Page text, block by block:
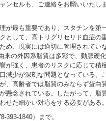
ご連絡をお願いいたしま
が最も重要であり、スタチンを第
として、高トリグリセリド血症の
め、現実には適切に管理されてい
来の外因系脂質は多彩で、動脈硬
が強く、患者のリスクに応じて積
減少が深刻な問題となっている。
、高齢者では脂質のみならず蛋白
懸念されている。したがって、脂
せた細かい対応をする必要がある
393-1840）まで。